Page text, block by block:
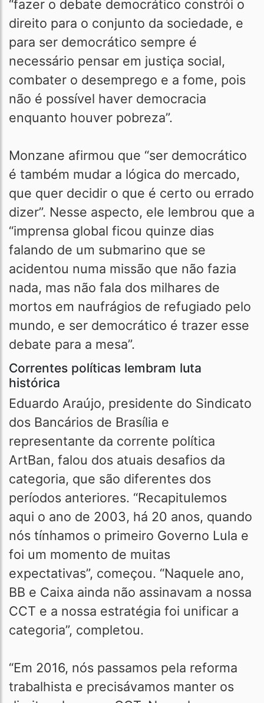
“fazer o debate democrático constrói o
direito para o conjunto da sociedade, e
para ser democrático sempre é
necessário pensar em justiça social,
combater o desemprego e a fome, pois
não é possível haver democracia
enquanto houver pobreza”.
Monzane afirmou que “ser democrático
é também mudar a lógica do mercado,
que quer decidir o que é certo ou errado
dizer”. Nesse aspecto, ele lembrou que a
“imprensa global ficou quinze dias
falando de um submarino que se
acidentou numa missão que não fazia
nada, mas não fala dos milhares de
mortos em naufrágios de refugiado pelo
mundo, e ser democrático é trazer esse
debate para a mesa”.
Correntes políticas lembram luta
histórica
Eduardo Araújo, presidente do Sindicato
dos Bancários de Brasília e
representante da corrente política
ArtBan, falou dos atuais desafios da
categoria, que são diferentes dos
períodos anteriores. “Recapitulemos
aqui o ano de 2003, há 20 anos, quando
nós tínhamos o primeiro Governo Lula e
foi um momento de muitas
expectativas”, começou. “Naquele ano,
BB e Caixa ainda não assinavam a nossa
CCT e a nossa estratégia foi unificar a
categoria”, completou.
“Em 2016, nós passamos pela reforma
trabalhista e precisávamos manter os